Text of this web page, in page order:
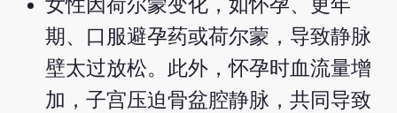
女性因荷尔蒙变化，如怀孕、更年
期、口服避孕药或荷尔蒙，导致静脉
壁太过放松。此外，怀孕时血流量增
加，子宫压迫骨盆腔静脉，共同导致